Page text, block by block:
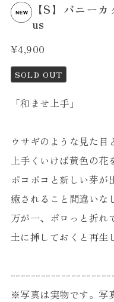
【S】バニー
us
¥4,900
SOLD OUT
「和ませ上手」
ウサギのような見た目
上手くいけば黄色の花
ポコポコと新しい芽が
癒されること間違いな
万が一、ポロっと折れ
土に挿しておくと再生
ｰｰｰｰｰｰｰｰｰｰｰｰｰｰｰｰｰｰｰ
※写真は実物です。写